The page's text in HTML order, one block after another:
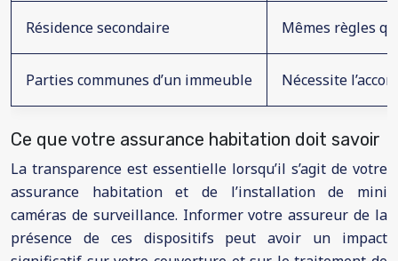
Résidence secondaire Mêmes règles
Parties communes d’un immeuble Nécessite
Ce que votre assurance habitation doit savoir
La transparence est essentielle lorsqu’il s’agit de votre
assurance habitation et de l’installation de mini
caméras de surveillance. Informer votre assureur de la
présence de ces dispositifs peut avoir un impact